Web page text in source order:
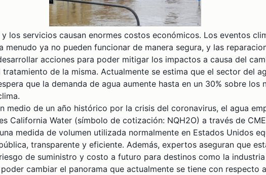
los servicios causan enormes costos económicos. Los eventos
ya no pueden funcionar de manera segura, y las
acciones para poder mitigar los impactos a causa del
de la misma. Actualmente se estima que el sector del
que la demanda de agua aumente hasta en un 30% sobre
medio de un año histórico por la crisis del coronavirus, el agua
California Water (símbolo de cotización: NQH2O) a través de
medida de volumen utilizada normalmente en Estados Unidos
transparente y eficiente. Además, expertos aseguran que
de suministro y costo a futuro para destinos como la
cambiar el panorama que actualmente se tiene con respecto